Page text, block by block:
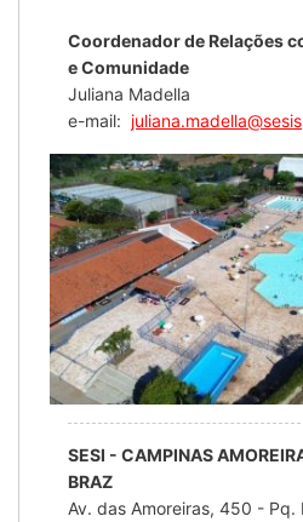
Coordenador de Relações
e Comunidade
Juliana Madella
e-mail:
SESI - CAMPINAS
BRAZ
Av. das Amoreiras, 450 - Pq.